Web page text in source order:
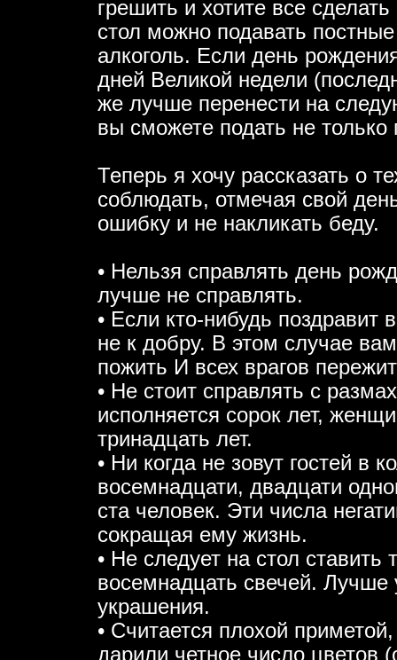
грешить и хотите все
стол можно подавать
алкоголь. Если день
дней Великой недели
же лучше перенести на
вы сможете подать не
Теперь я хочу рассказать о
соблюдать, отмечая свой
ошибку и не накликать беду.
• Нельзя справлять день
лучше не справлять.
• Если кто-нибудь
не к добру. В этом случае
пожить И всех врагов
• Не стоит справлять с
исполняется сорок лет,
тринадцать лет.
• Ни когда не зовут гостей в
восемнадцати, двадцати
ста человек. Эти числа
сокращая ему жизнь.
• Не следует на стол ставить
восемнадцать свечей. Лучше
украшения.
• Считается плохой
дарили четное число цветов